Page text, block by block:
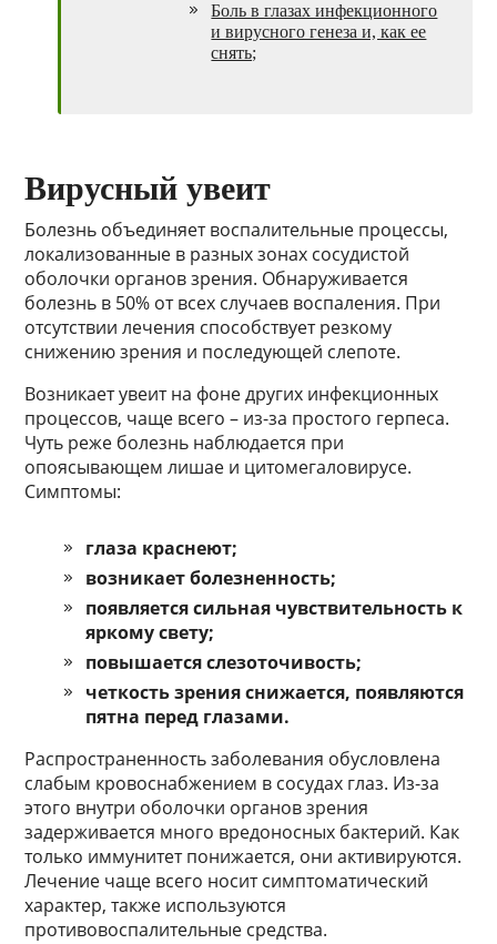
Боль в глазах инфекционного
и вирусного генеза и, как ее
снять;
Вирусный увеит
Болезнь объединяет воспалительные процессы,
локализованные в разных зонах сосудистой
оболочки органов зрения. Обнаруживается
болезнь в 50% от всех случаев воспаления. При
отсутствии лечения способствует резкому
снижению зрения и последующей слепоте.
Возникает увеит на фоне других инфекционных
процессов, чаще всего – из-за простого герпеса.
Чуть реже болезнь наблюдается при
опоясывающем лишае и цитомегаловирусе.
Симптомы:
глаза краснеют;
возникает болезненность;
появляется сильная чувствительность к
яркому свету;
повышается слезоточивость;
четкость зрения снижается, появляются
пятна перед глазами.
Распространенность заболевания обусловлена
слабым кровоснабжением в сосудах глаз. Из-за
этого внутри оболочки органов зрения
задерживается много вредоносных бактерий. Как
только иммунитет понижается, они активируются.
Лечение чаще всего носит симптоматический
характер, также используются
противовоспалительные средства.